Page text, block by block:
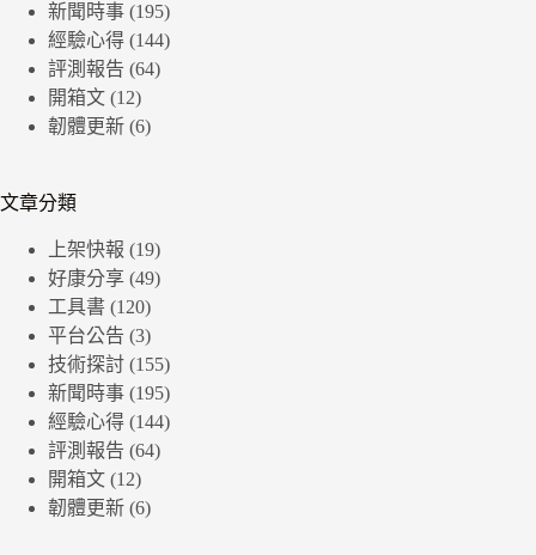
新聞時事 (195)
經驗心得 (144)
評測報告 (64)
開箱文 (12)
韌體更新 (6)
文章分類
上架快報 (19)
好康分享 (49)
工具書 (120)
平台公告 (3)
技術探討 (155)
新聞時事 (195)
經驗心得 (144)
評測報告 (64)
開箱文 (12)
韌體更新 (6)